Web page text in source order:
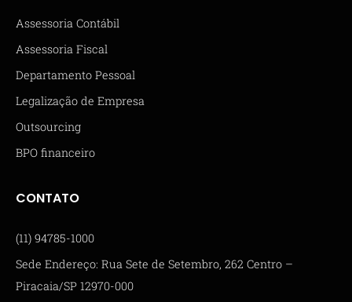
Assessoria Contábil
Assessoria Fiscal
Departamento Pessoal
Legalização de Empresa
Outsourcing
BPO financeiro
CONTATO
(11) 94785-1000
Sede Endereço: Rua Sete de Setembro, 262 Centro –
Piracaia/SP 12970-000